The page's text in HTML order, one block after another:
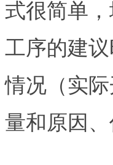
式很简单
工序的建
情况（实
量和原因